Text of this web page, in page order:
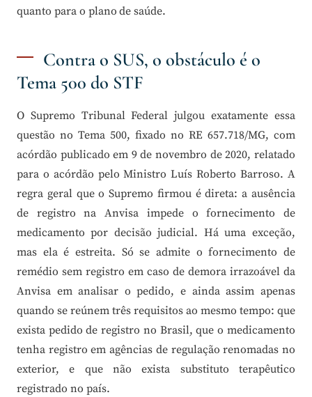
quanto para o plano de saúde.
Contra o SUS, o obstáculo é o
Tema 500 do STF
O Supremo Tribunal Federal julgou exatamente essa
questão no Tema 500, fixado no RE 657.718/MG, com
acórdão publicado em 9 de novembro de 2020, relatado
para o acórdão pelo Ministro Luís Roberto Barroso. A
regra geral que o Supremo firmou é direta: a ausência
de registro na Anvisa impede o fornecimento de
medicamento por decisão judicial. Há uma exceção,
mas ela é estreita. Só se admite o fornecimento de
remédio sem registro em caso de demora irrazoável da
Anvisa em analisar o pedido, e ainda assim apenas
quando se reúnem três requisitos ao mesmo tempo: que
exista pedido de registro no Brasil, que o medicamento
tenha registro em agências de regulação renomadas no
exterior, e que não exista substituto terapêutico
registrado no país.